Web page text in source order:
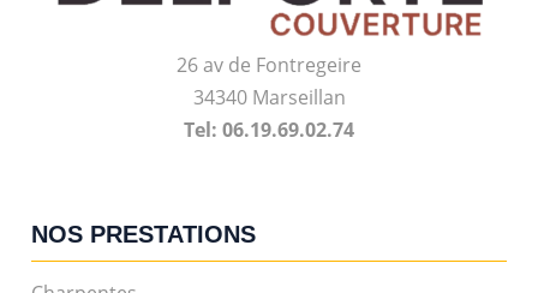
26 av de Fontregeire
34340 Marseillan
Tel: 06.19.69.02.74
NOS PRESTATIONS